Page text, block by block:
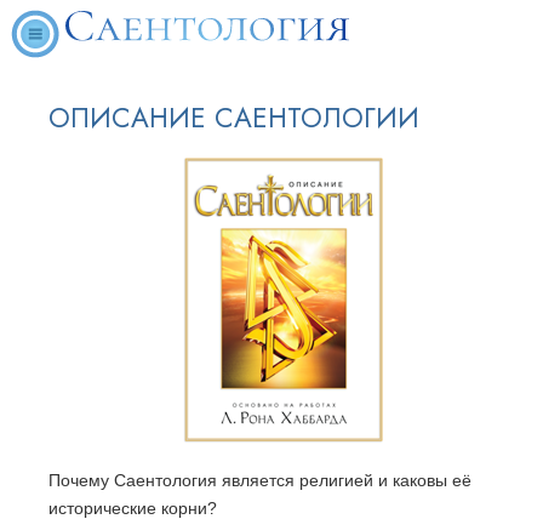
ОПИСАНИЕ САЕНТОЛОГИИ
Почему Саентология является религией и каковы её
исторические корни?